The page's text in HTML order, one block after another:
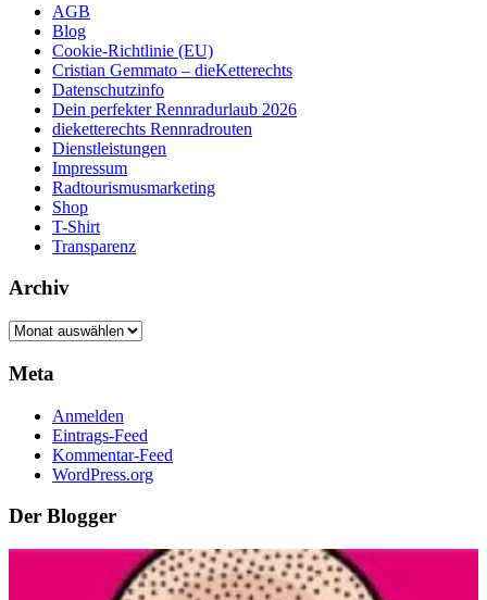
AGB
Blog
Cookie-Richtlinie (EU)
Cristian Gemmato – dieKetterechts
Datenschutzinfo
Dein perfekter Rennradurlaub 2026
dieketterechts Rennradrouten
Dienstleistungen
Impressum
Radtourismusmarketing
Shop
T-Shirt
Transparenz
Archiv
Archiv
Meta
Anmelden
Eintrags-Feed
Kommentar-Feed
WordPress.org
Der Blogger